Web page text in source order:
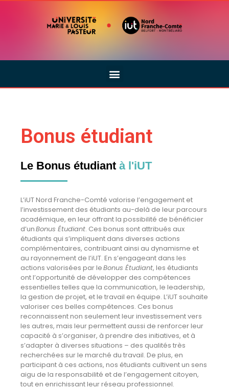
Bonus étudiant
Le Bonus étudiant à l'iUT
L’iUTNord Franche-Comté valorise l’engagement et
l’investissement des étudiants au-delà de leur parcours
académique, en leur offrant la possibilité de bénéficier
d’unBonus Étudiant. Ces bonus sont attribués aux
étudiants qui s’impliquent dans diverses actions
complémentaires, contribuant ainsi au dynamisme et
au rayonnement de l’iUT. En s’engageant dans les
actions valorisées par leBonus Étudiant, les étudiants
ont l’opportunité de développer des compétences
essentielles telles que la communication, le leadership,
la gestion de projet, et le travail en équipe. L’iUT souhaite
valoriser ces belles compétences. Ces bonus
reconnaissent non seulement leur investissementvers
les autres, mais leur permettent aussi de renforcer leur
capacité à s’organiser, à prendre des initiatives, et à
s’adapter à diverses situations – des qualités très
recherchées sur le marché du travail. De plus, en
participant à ces actions, nos étudiants cultivent un sens
aigu de la responsabilité et de l’engagement citoyen,
tout en enrichissant leur réseau professionnel.